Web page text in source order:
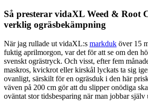
Så presterar vidaXL Weed & Root
verklig ogräsbekämpning
När jag rullade ut vidaXL:s markduk över 15
fuktig aprilmorgon, var det för att se om den
svenskt ogrästryck. Och visst, efter fem
maskros, kvickrot eller kirskål lyckats ta sig
ovanligt, särskilt för en ogräsduk i den här
väven på 200 cm gör att du slipper onödiga
oväntat stor tidsbesparing när man jobbar själv